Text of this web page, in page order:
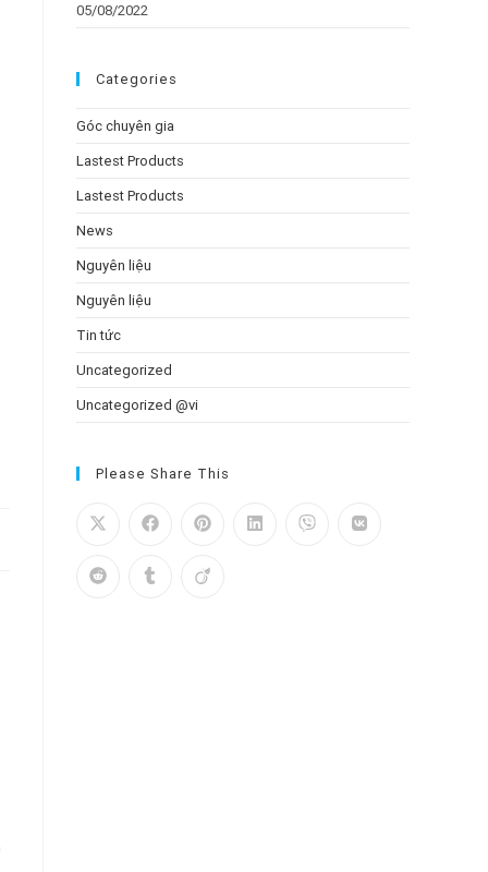
05/08/2022
Categories
Góc chuyên gia
Lastest Products
Lastest Products
News
Nguyên liệu
Nguyên liệu
Tin tức
Uncategorized
Uncategorized @vi
Please Share This